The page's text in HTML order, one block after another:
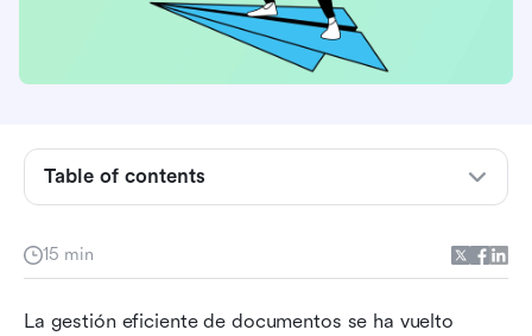
15 min
La gestión eficiente de documentos se ha vuelto
Table of contents
Desatando los beneficios de la gestión de
documentos empresariales
Elegir el sistema adecuado de gestión de
informadas
empresarial con Lark